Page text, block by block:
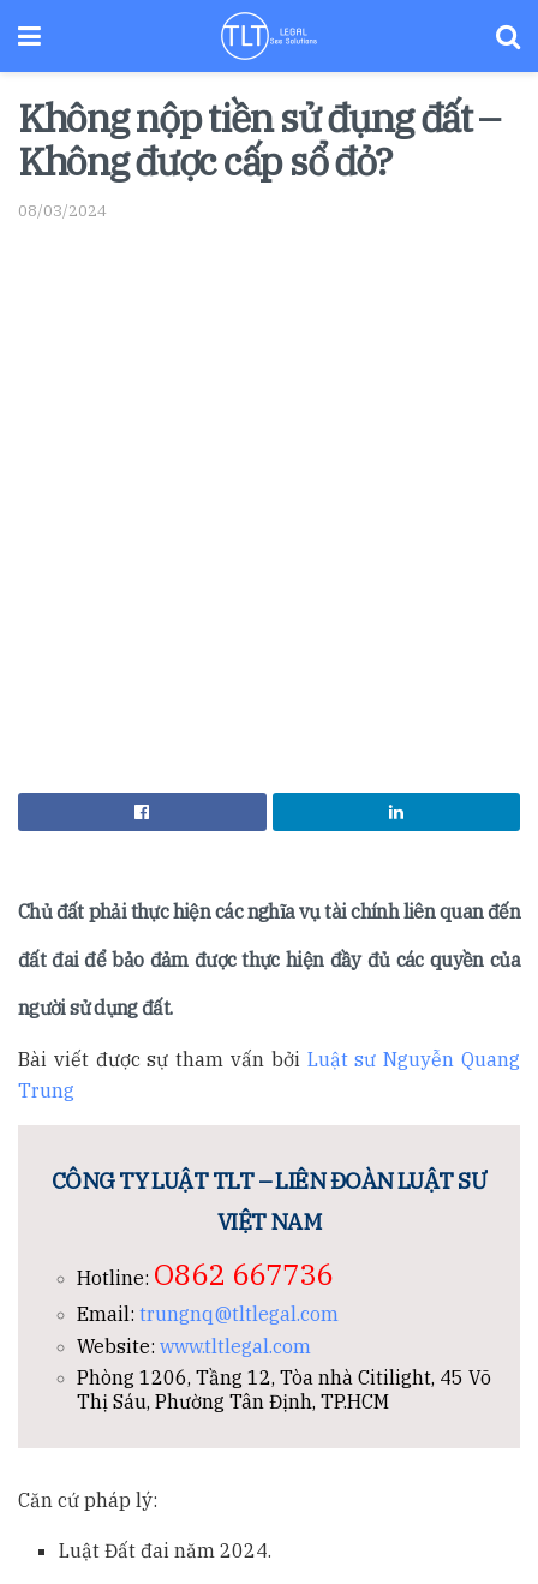
Không nộp tiền sử đụng đất –
Không được cấp sổ đỏ?
08/03/2024
Chủ đất phải thực hiện các nghĩa vụ tài chính liên quan đến
đất đai để bảo đảm được thực hiện đầy đủ các quyền của
người sử dụng đất.
Bài viết được sự tham vấn bởi Luật sư Nguyễn Quang
Trung
CÔNG TY LUẬT TLT – LIÊN ĐOÀN LUẬT SƯ
VIỆT NAM
Hotline: O862 667736
Email: trungnq@tltlegal.com
Website:www.tltlegal.com
Phòng 1206, Tầng 12, Tòa nhà Citilight, 45 Võ
Thị Sáu, Phường Tân Định, TP.HCM
Căn cứ pháp lý:
Luật Đất đai năm 2024.